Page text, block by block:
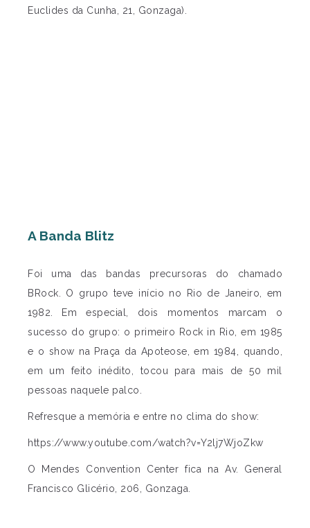
Euclides da Cunha, 21, Gonzaga).
A Banda Blitz
Foi uma das bandas precursoras do chamado
BRock. O grupo teve início no Rio de Janeiro, em
1982. Em especial, dois momentos marcam o
sucesso do grupo: o primeiro Rock in Rio, em 1985
e o show na Praça da Apoteose, em 1984, quando,
em um feito inédito, tocou para mais de 50 mil
pessoas naquele palco.
Refresque a memória e entre no clima do show:
https://www.youtube.com/watch?v=Y2lj7WjoZkw
O Mendes Convention Center fica na Av. General
Francisco Glicério, 206, Gonzaga.